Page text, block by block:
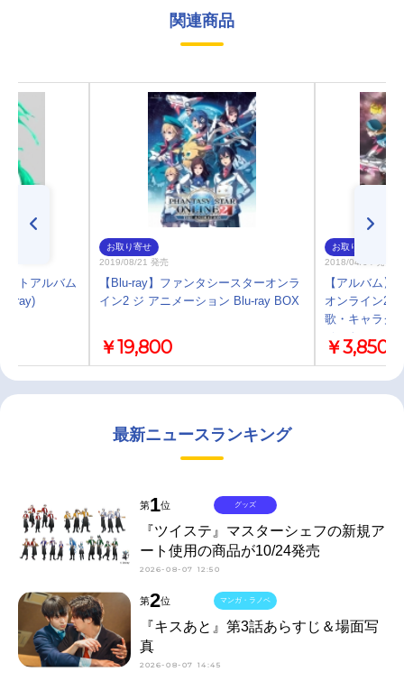
関連商品
ストアルバム
ray)
お取り寄せ
2019/08/21 発売
【Blu-ray】ファンタシースターオンラ
イン2 ジ アニメーション Blu-ray BOX
￥19,800
お取り寄せ
2018/04/04 発売
【アルバム】
オンライン2
歌・キャラク
ベスト
￥3,850
最新ニュースランキング
第1位
『ツイステ』マスターシェフの新規ア
ート使用の商品が10/24発売
2026-08-07 12:50
グッズ
第2位
『キスあと』第3話あらすじ＆場面写
真
2026-08-07 14:45
マンガ・ラノベ